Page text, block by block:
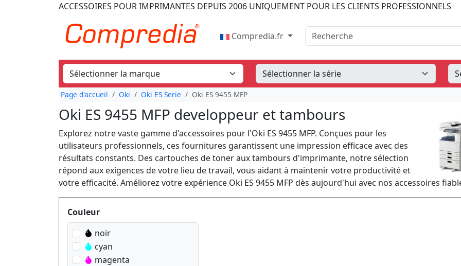
ACCESSOIRES POUR IMPRIMANTES DEPUIS 2006 UNIQUEMENT POUR LES CLIENTS PROFESSIONNELS
Compredia.fr Recherche
Page d'accueil Oki Oki ES Serie Oki ES 9455 MFP
Oki ES 9455 MFP developpeur et tambours
Explorez notre vaste gamme d'accessoires pour l'Oki ES 9455 MFP. Conçues pour les
utilisateurs professionnels, ces fournitures garantissent une impression efficace avec des
résultats constants. Des cartouches de toner aux tambours d'imprimante, notre sélection
répond aux exigences de votre lieu de travail, vous aidant à maintenir votre productivité et
votre efficacité. Améliorez votre expérience Oki ES 9455 MFP dès aujourd'hui avec nos accessoires
Produktfilter
Couleur
noir
cyan
magenta